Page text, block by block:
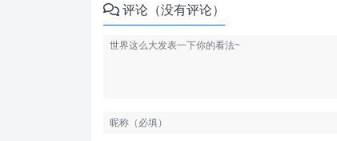
评论（没有评论）